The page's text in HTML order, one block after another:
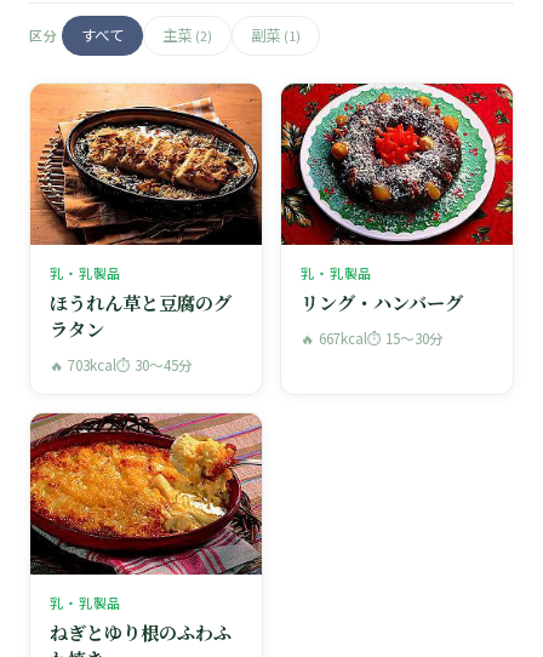
区分 すべて 主菜 (2) 副菜 (1)
乳・乳製品
ほうれん草と豆腐のグ
ラタン
🔥 703kcal⏱ 30〜45分
乳・乳製品
リング・ハンバーグ
🔥 667kcal⏱ 15〜30分
乳・乳製品
ねぎとゆり根のふわふ